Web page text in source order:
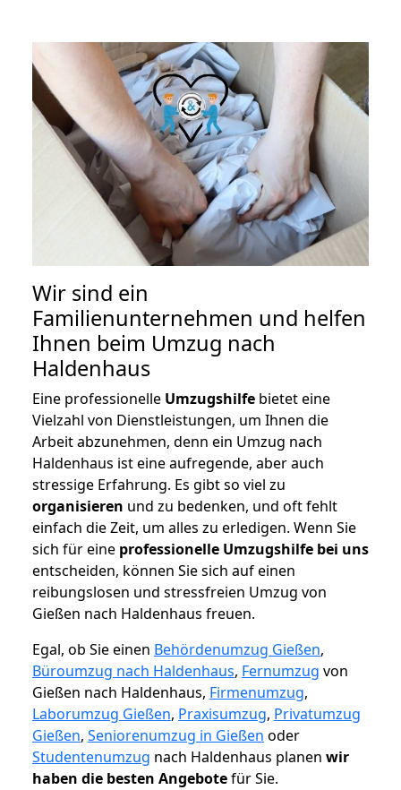
Wir sind ein
Familienunternehmen und helfen
Ihnen beim Umzug nach
Haldenhaus
Eine professionelle Umzugshilfe bietet eine
Vielzahl von Dienstleistungen, um Ihnen die
Arbeit abzunehmen, denn ein Umzug nach
Haldenhaus ist eine aufregende, aber auch
stressige Erfahrung. Es gibt so viel zu
organisieren und zu bedenken, und oft fehlt
einfach die Zeit, um alles zu erledigen. Wenn Sie
sich für eine professionelle Umzugshilfe bei uns
entscheiden, können Sie sich auf einen
reibungslosen und stressfreien Umzug von
Gießen nach Haldenhaus freuen.
Egal, ob Sie einen Behördenumzug Gießen,
Büroumzug nach Haldenhaus, Fernumzug von
Gießen nach Haldenhaus, Firmenumzug,
Laborumzug Gießen, Praxisumzug, Privatumzug
Gießen, Seniorenumzug in Gießen oder
Studentenumzug nach Haldenhaus planen wir
haben die besten Angebotefür Sie.